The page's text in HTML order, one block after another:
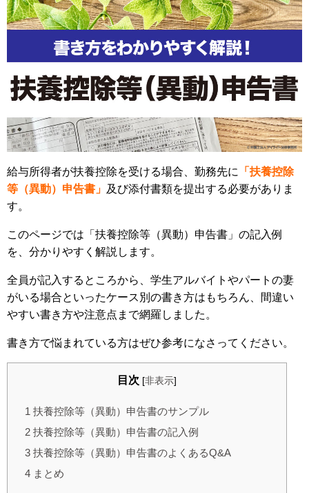
給与所得者が扶養控除を受ける場合、勤務先に
「扶養控除
等（異動）申告書」 及び添付書類を提出する必要がありま
す。
このページでは「扶養控除等（異動）申告書」の記入例
を、分かりやすく解説します。
全員が記入するところから、学生アルバイトやパートの妻
がいる場合といったケース別の書き方はもちろん、間違い
やすい書き方や注意点まで網羅しました。
書き方で悩まれている方はぜひ参考になさってください。
目次 [非表示]
1 扶養控除等（異動）申告書のサンプル
2 扶養控除等（異動）申告書の記入例
3 扶養控除等（異動）申告書のよくあるQ&A
4 まとめ